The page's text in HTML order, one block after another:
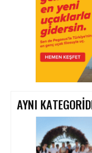
AYNI